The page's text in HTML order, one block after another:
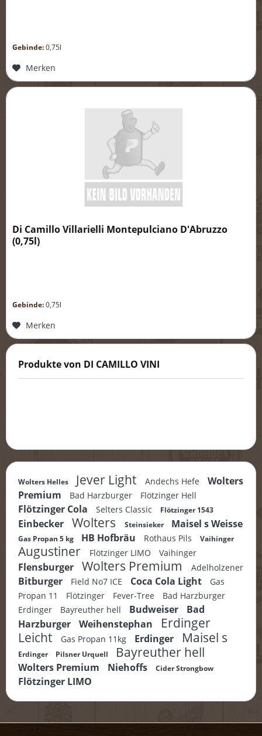
Gebinde:0,75l
Merken
Di Camillo Villarielli Montepulciano D'Abruzzo
(0,75l)
Gebinde:0,75l
Merken
Produkte von DI CAMILLO VINI
Wolters Helles Jever Light Andechs Hefe
Wolters
Premium
Bad Harzburger Flötzinger Hell
Flötzinger Cola Selters Classic Flötzinger 1543
Einbecker Wolters Steinsieker Maisel s Weisse
Gas Propan 5 kg HB Hofbräu Rothaus Pils Vaihinger
Augustiner Flötzinger LIMO Vaihinger
Flensburger Wolters Premium Adelholzener
Bitburger Field No7 ICE Coca Cola Light
Gas
Propan 11
Flötzinger Fever-Tree
Bad Harzburger
Erdinger
Bayreuther hell Budweiser
Bad
Harzburger
Weihenstephan
Erdinger
Leicht
Gas Propan 11kg Erdinger Maisel s
Erdinger Pilsner Urquell Bayreuther hell
Wolters Premium Niehoffs Cider Strongbow
Flötzinger LIMO